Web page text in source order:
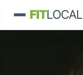
FITLOCAL